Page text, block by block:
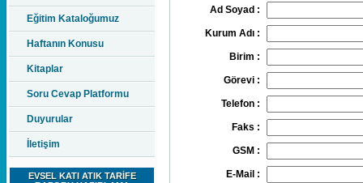
Eğitim Kataloğumuz
Haftanın Konusu
Kitaplar
Soru Cevap Platformu
Duyurular
İletişim
EVSEL KATI ATIK TARİFE
Ad Soyad :
Kurum Adı :
Birim :
Görevi :
Telefon :
Faks :
GSM :
E-Mail :